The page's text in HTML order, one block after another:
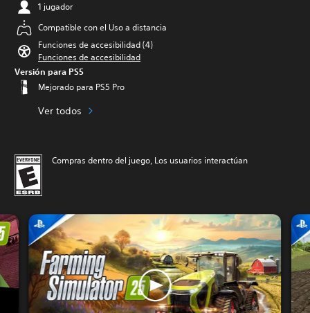
1 jugador
Compatible con el Uso a distancia
Funciones de accesibilidad (4)
Funciones de accesibilidad
Versión para PS5
Mejorado para PS5 Pro
Ver todos
Compras dentro del juego, Los usuarios interactúan